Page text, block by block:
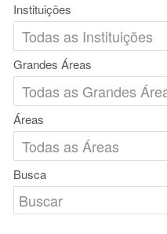
Instituições
Grandes Áreas
Áreas
Busca